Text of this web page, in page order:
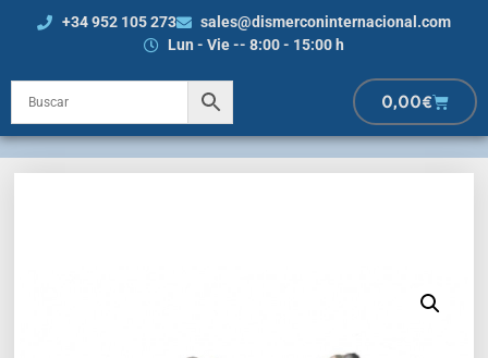
+34 952 105 273
sales@dismerconinternacional.com
Lun - Vie -- 8:00 - 15:00 h
0,00€